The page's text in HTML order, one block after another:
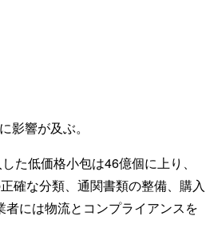
影響が及ぶ。
た低価格小包は46億個に上り、
確な分類、通関書類の整備、購入
には物流とコンプライアンスを